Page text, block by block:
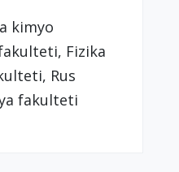
kimyo
Fizika
Rus
fakulteti